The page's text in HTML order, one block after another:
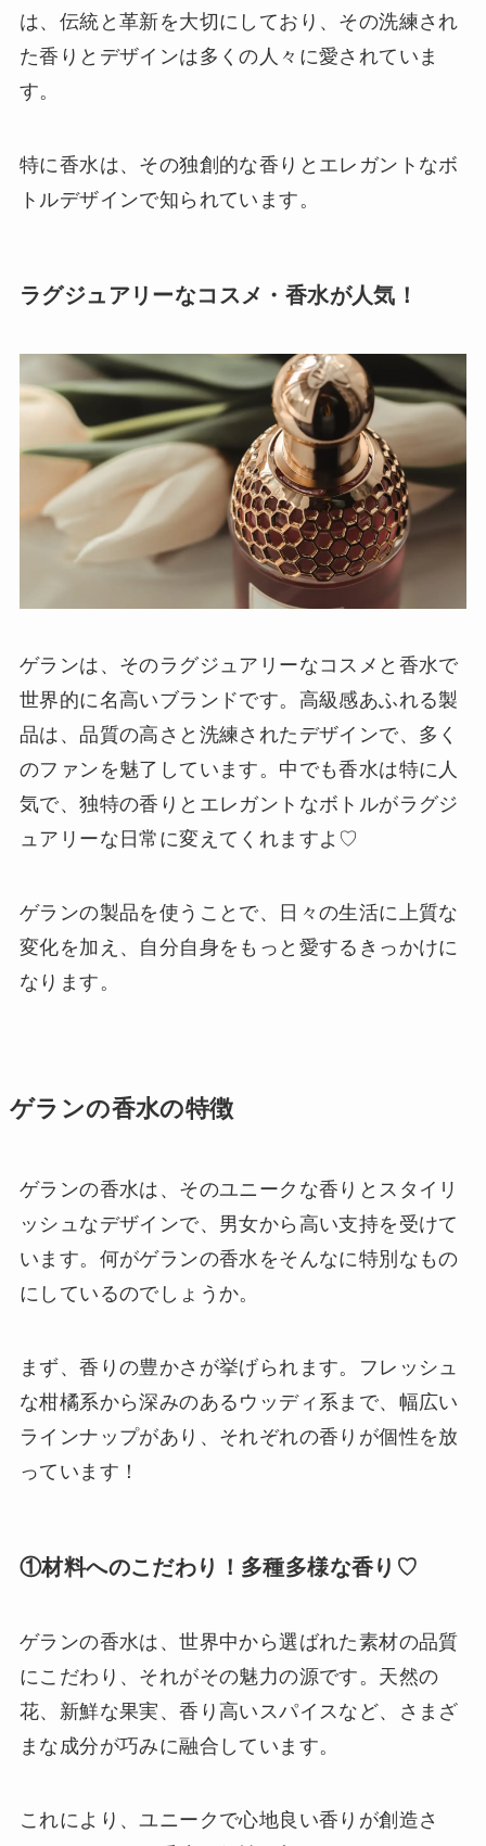
は、伝統と革新を大切にしており、その洗練され
た香りとデザインは多くの人々に愛されていま
す。
特に香水は、その独創的な香りとエレガントなボ
トルデザインで知られています。
ラグジュアリーなコスメ・香水が人気！
ゲランは、そのラグジュアリーなコスメと香水で
世界的に名高いブランドです。高級感あふれる製
品は、品質の高さと洗練されたデザインで、多く
のファンを魅了しています。中でも香水は特に人
気で、独特の香りとエレガントなボトルがラグジ
ュアリーな日常に変えてくれますよ♡
ゲランの製品を使うことで、日々の生活に上質な
変化を加え、自分自身をもっと愛するきっかけに
なります。
ゲランの香水の特徴
ゲランの香水は、そのユニークな香りとスタイリ
ッシュなデザインで、男女から高い支持を受けて
います。何がゲランの香水をそんなに特別なもの
にしているのでしょうか。
まず、香りの豊かさが挙げられます。フレッシュ
な柑橘系から深みのあるウッディ系まで、幅広い
ラインナップがあり、それぞれの香りが個性を放
っています！
①材料へのこだわり！多種多様な香り♡
ゲランの香水は、世界中から選ばれた素材の品質
にこだわり、それがその魅力の源です。天然の
花、新鮮な果実、香り高いスパイスなど、さまざ
まな成分が巧みに融合しています。
これにより、ユニークで心地良い香りが創造さ